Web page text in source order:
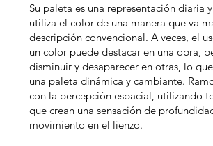
Su paleta es una representación diaria
utiliza el color de una manera que va
descripción convencional. A veces, el
un color puede destacar en una obra,
disminuir y desaparecer en otras, lo
una paleta dinámica y cambiante.
con la percepción espacial, utilizando
que crean una sensación de
movimiento en el lienzo.